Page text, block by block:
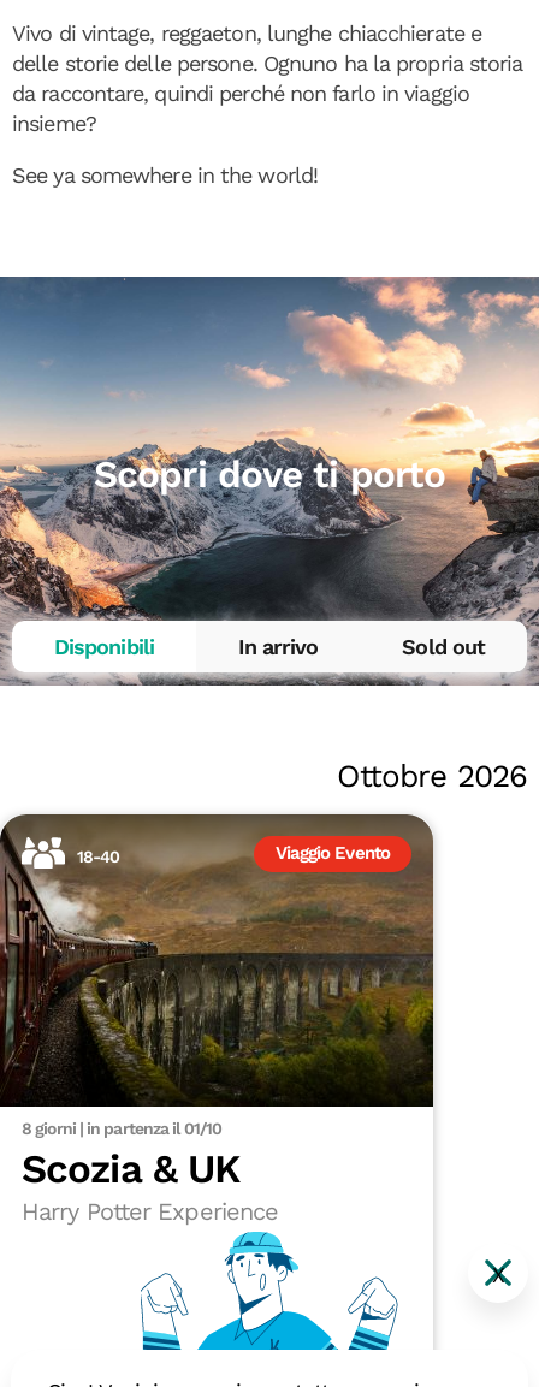
Vivo di vintage, reggaeton, lunghe chiacchierate e
delle storie delle persone. Ognuno ha la propria storia
da raccontare, quindi perché non farlo in viaggio
insieme?
See ya somewhere in the world!
Scopri dove ti porto
Disponibili In arrivo Sold out
Ottobre 2026
18-40 Viaggio Evento
8 giorni | in partenza il 01/10
Scozia & UK
Harry Potter Experience
X